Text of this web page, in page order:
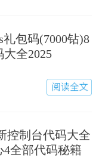
包码(7000钻)8
大全2025
控制台代码大全
4全部代码秘籍